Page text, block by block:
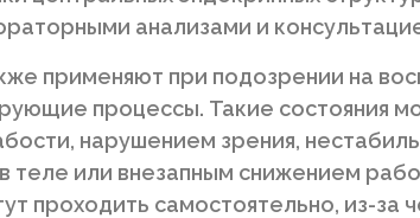
анализами и
применяют при подозрении на
процессы. Такие состояния
нарушением зрения,
теле или внезапным снижением
проходить самостоятельно, из-за